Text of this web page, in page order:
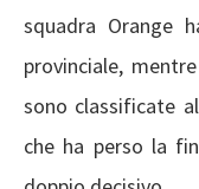
squadra Orange
provinciale,
sono classificate
che ha perso la